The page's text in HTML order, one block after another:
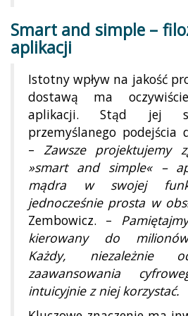
Smart and simple –
aplikacji
Istotny wpływ na jakość
dostawą ma
aplikacji. Stąd jej
przemyślanego podejścia
–Zawsze projektujemy
»smart and simple« –
mądra w swojej
jednocześnie prosta w
Zembowicz. –
kierowany do
Każdy, niezależnie
zaawansowania
intuicyjnie z niej korzystać.